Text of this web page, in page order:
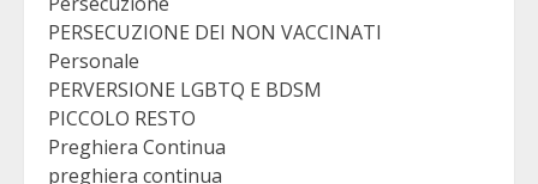
PERSECUZIONE DEI NON VACCINATI
Personale
PERVERSIONE LGBTQ E BDSM
PICCOLO RESTO
Preghiera Continua
preghiera continua